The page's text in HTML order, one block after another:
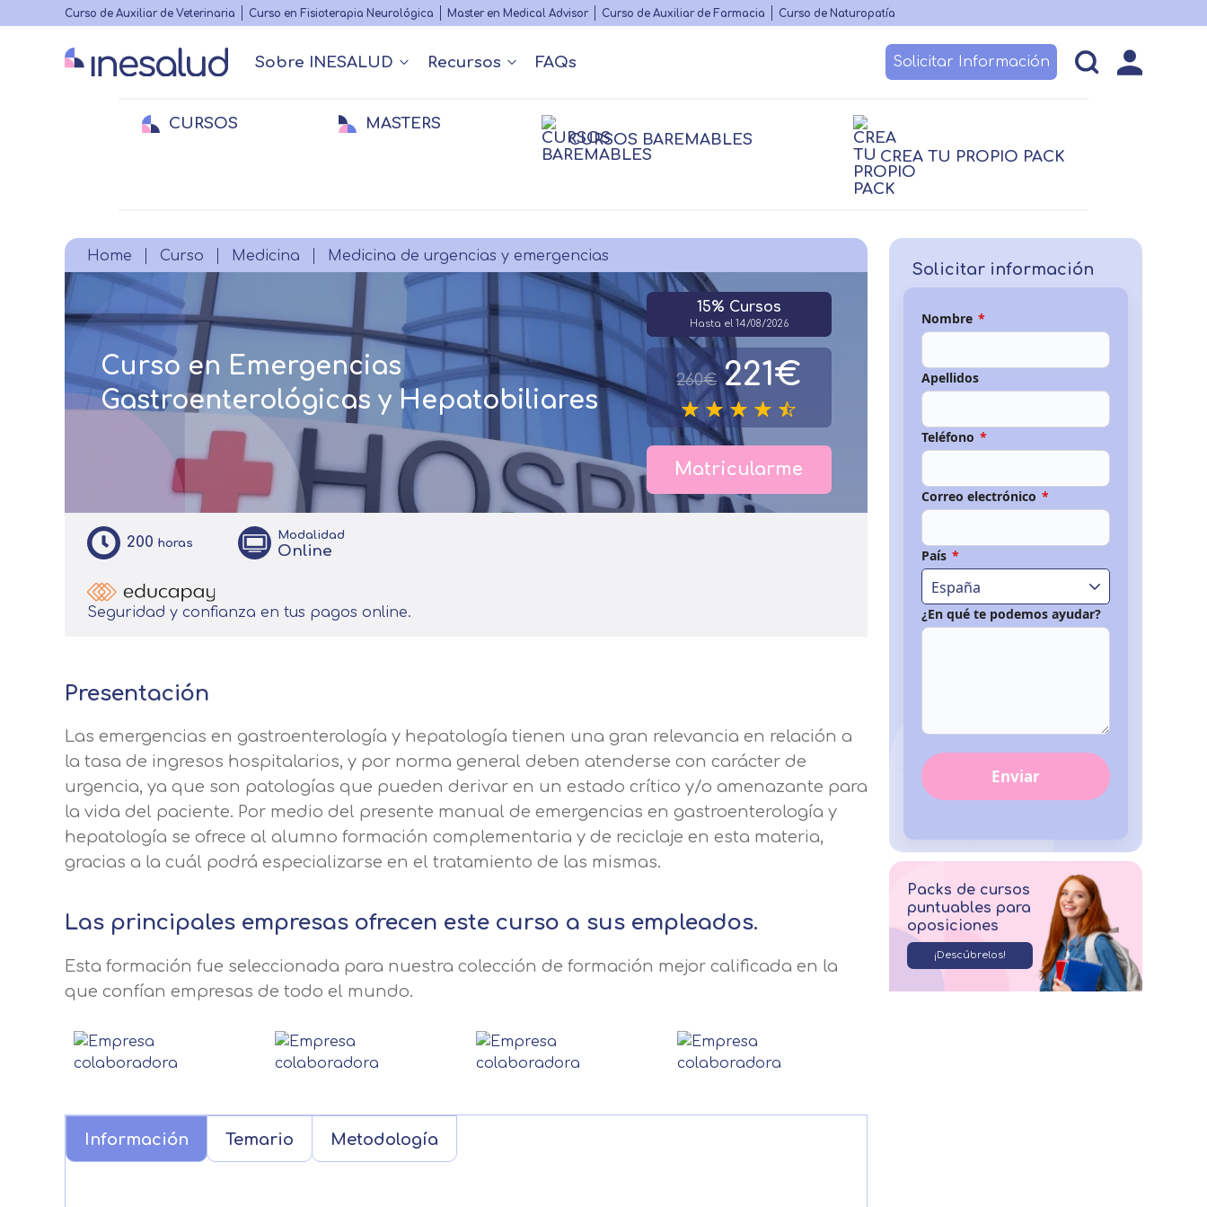
Skip
to
HighlightedCurso de Auxiliar de Veterinaria Curso en Fisioterapia Neurológica Master en Medical Advisor Curso de Auxiliar de Farmacia Curso de Naturopatía
Main
Sobre INESALUD
Quiénes somos Acreditaciones Nuestros contenidos Becas y financiación
Recursos
Actualidad Sanitaria Webinars y Podcast Diccionario Médico
FAQs Solicitar Información
Menu
CURSOS
Veterinaria Fisioterapia Logopedia Personal no sanitario TCAE
MASTERS
Veterinaria Fisioterapia Logopedia
CURSOS BAREMABLES
CREA TU PROPIO PACK
Breadcrumb
Home Curso Medicina Medicina de urgencias y emergencias
Curso en Emergencias
Gastroenterológicas y Hepatobiliares
15% Cursos
Hasta el 14/08/2026
260€ 221€
Matricularme
200 horas
Modalidad
Online
Seguridad y confianza en tus pagos online.
Presentación
Las emergencias en gastroenterología y hepatología tienen una gran relevancia en relación a
la tasa de ingresos hospitalarios, y por norma general deben atenderse con carácter de
urgencia, ya que son patologías que pueden derivar en un estado crítico y/o amenazante para
la vida del paciente. Por medio del presente manual de emergencias en gastroenterología y
hepatología se ofrece al alumno formación complementaria y de reciclaje en esta materia,
gracias a la cuál podrá especializarse en el tratamiento de las mismas.
Las principales empresas ofrecen este curso a sus empleados.
Esta formación fue seleccionada para nuestra colección de formación mejor calificada en la
que confían empresas de todo el mundo.
Información Temario Metodología
Solicitar información
Nombre *
Apellidos
Teléfono *
Correo electrónico *
País *
España
¿En qué te podemos ayudar?
Enviar
Packs de cursos
puntuables para
oposiciones
¡Descúbrelos!
Matricularme